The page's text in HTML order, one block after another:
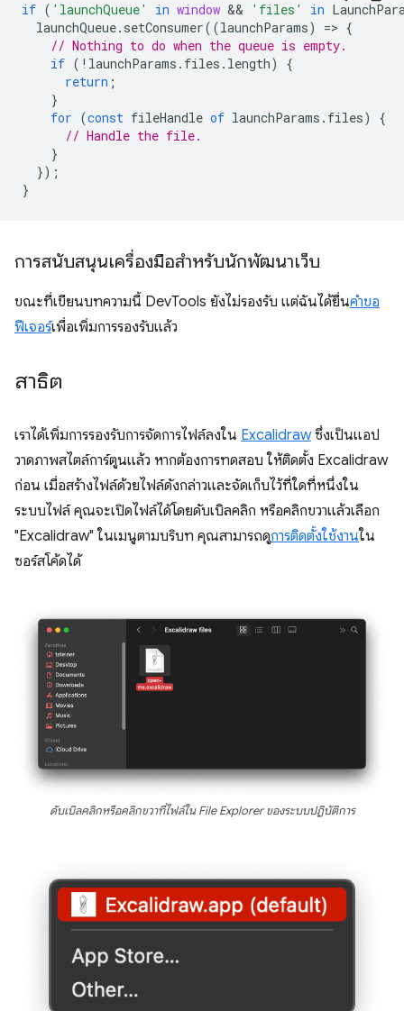
if ( 'launchQueue' in window && 'files' in
launchQueue. setConsumer((launchParams) => {
// Nothing to do when the queue is empty.
if ( ! launchParams . files . length)
{
return ;
}
for (const fileHandle of launchParams . files)
{
// Handle the file.
}
});
}
การสนับสนุนเครื่องมือสำหรับนักพัฒนาเว็บ
ขณะที่เขียนบทความนี้ DevTools ยังไม่รองรับ แต่ฉันได้ยื่นคำขอ
ฟีเจอร์เพื่อเพิ่มการรองรับแล้ว
สาธิต
เราได้เพิ่มการรองรับการจัดการไฟล์ลงใน Excalidrawซึ่งเป็นแอป
วาดภาพสไตล์การ์ตูนแล้ว หากต้องการทดสอบ ให้ติดตั้ง Excalidraw
ก่อน เมื่อสร้างไฟล์ด้วยไฟล์ดังกล่าวและจัดเก็บไว้ที่ใดที่หนึ่งใน
ระบบไฟล์ คุณจะเปิดไฟล์ได้โดยดับเบิลคลิก หรือคลิกขวาแล้วเลือก
"Excalidraw" ในเมนูตามบริบท คุณสามารถดูการติดตั้งใช้งานใน
ซอร์สโค้ดได้
ดับเบิลคลิกหรือคลิกขวาที่ไฟล์ใน File Explorer ของระบบปฏิบัติการ